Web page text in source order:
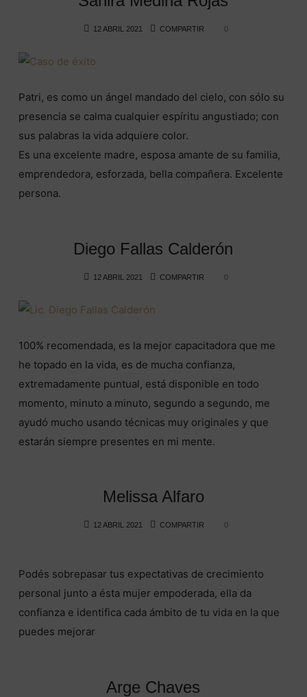
12 ABRIL 2021 COMPARTIR 0
Patri, es como un ángel mandado del cielo, con sólo su
presencia se calma cualquier espíritu angustiado; con
sus palabras la vida adquiere color.
Es una excelente madre, esposa amante de su familia,
emprendedora, esforzada, bella compañera. Excelente
persona.
Diego Fallas Calderón
12 ABRIL 2021 COMPARTIR 0
100% recomendada, es la mejor capacitadora que me
he topado en la vida, es de mucha confianza,
extremadamente puntual, está disponible en todo
momento, minuto a minuto, segundo a segundo, me
ayudó mucho usando técnicas muy originales y que
estarán siempre presentes en mi mente.
Melissa Alfaro
12 ABRIL 2021 COMPARTIR 0
Podés sobrepasar tus expectativas de crecimiento
personal junto a ésta mujer empoderada, ella da
confianza e identifica cada ámbito de tu vida en la que
puedes mejorar
Arge Chaves